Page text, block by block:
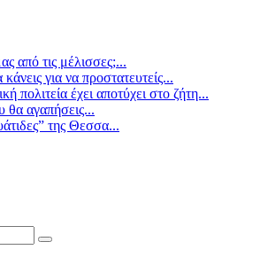
από τις μέλισσες;...
για να προστατευτείς...
πολιτεία έχει αποτύχει στο ζήτη...
θα αγαπήσεις...
της Θεσσα...